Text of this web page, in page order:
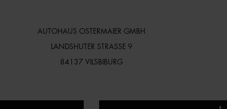
AUTOHAUS OSTERMAIER GMBH
LANDSHUTER STRASSE 9
84137 VILSBIBURG